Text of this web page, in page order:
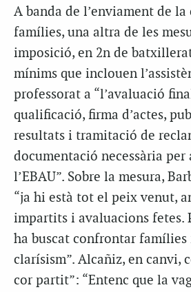
A banda de l’enviament de la
famílies, una altra de les
imposició, en 2n de
mínims que inclouen
professorat a “l’avaluació
qualificació, firma d’actes,
resultats i tramitació de
documentació necessària per
l’EBAU”. Sobre la mesura,
“ja hi està tot el peix venut,
impartits i avaluacions fetes.
ha buscat confrontar famílies
clarísism”. Alcañiz, en canvi,
cor partit”: “Entenc que la